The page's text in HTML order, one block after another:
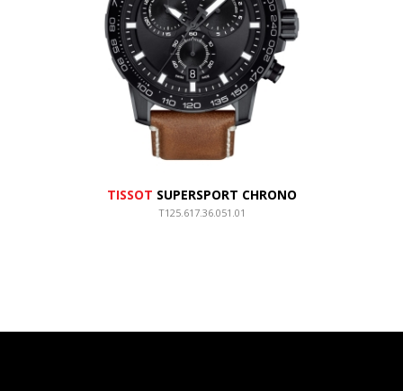
TISSOT SUPERSPORT CHRONO
T125.617.36.051.01